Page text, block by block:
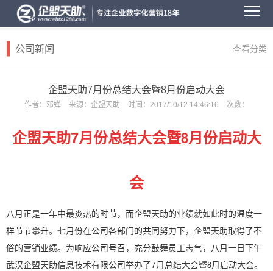
公司新闻 查看分类
企盟天助7月份总结大会暨8月份启动大会
作者： 邓婵 来源： 企盟天助 时间： 2017/10/12 14:46:16 次数：
企盟天助7月份总结大会暨8月份启动大
会
八月正是一年中最炎热的时节，而企盟天助的业绩就如此时的温度一
样节节攀升。七月份在公司各部门的共同努力下，企盟天助取得了不
俗的营销业绩。为响应公司号召，充分鼓舞员工志气，八月一日下午
武汉企盟天助信息技术有限公司举办了7月总结大会暨8月启动大会。